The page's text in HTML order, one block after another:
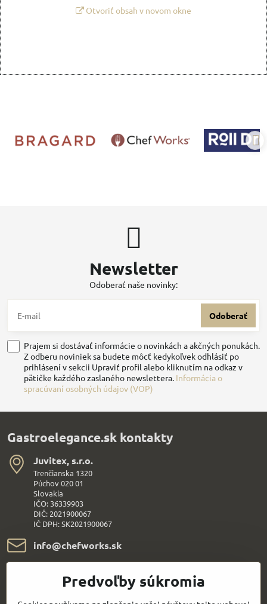
Otvoriť obsah v novom okne
Newsletter
Odoberať naše novinky:
Odoberať
Prajem si dostávať informácie o novinkách a akčných ponukách.
Z odberu noviniek sa budete môcť kedykoľvek odhlásiť po
prihlásení v sekcii Upraviť profil alebo kliknutím na odkaz v
pätičke každého zaslaného newslettera. Informácia o
spracúvaní osobných údajov (VOP)
Gastroelegance.sk kontakty
Juvitex, s​.r​.o​.
Trenčianska 1320
Púchov 020 01
Slovakia
IČO: 36339903
DIČ: 2021900067
IČ DPH: SK2021900067
info​@chefworks​.sk
Predvoľby súkromia